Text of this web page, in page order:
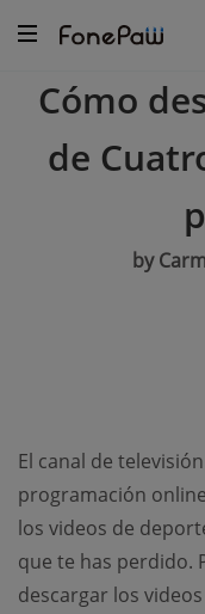
Cómo
de
by
El canal de
programación
los videos de
que te has perdido.
descargar los